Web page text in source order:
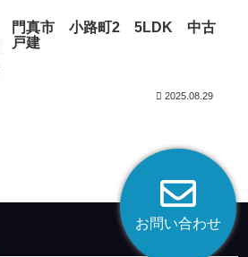
門真市 小路町2 5LDK 中古
戸建
2025.08.29
お問い合わせ